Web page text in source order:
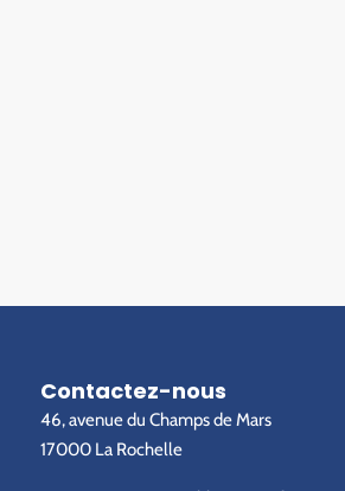
Contactez-nous
46, avenue du Champs de Mars
17000 La Rochelle